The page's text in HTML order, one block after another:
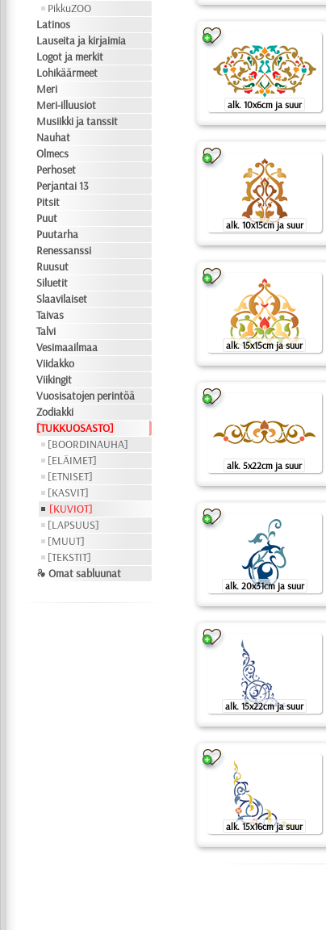
PikkuZOO
Latinos
Lauseita ja kirjaimia
Logot ja merkit
Lohikäärmeet
Meri
Meri-illuusiot
Musiikki ja tanssit
Nauhat
Olmecs
Perhoset
Perjantai 13
Pitsit
Puut
Puutarha
Renessanssi
Ruusut
Siluetit
Slaavilaiset
Taivas
Talvi
Vesimaailmaa
Viidakko
Viikingit
Vuosisatojen perintöä
Zodiakki
[TUKKUOSASTO]
[BOORDINAUHA]
[ELÄIMET]
[ETNISET]
[KASVIT]
[KUVIOT]
[LAPSUUS]
[MUUT]
[TEKSTIT]
❧ Omat sabluunat
alk. 10x6cm ja suur
alk. 10x15cm ja suur
alk. 15x15cm ja suur
alk. 5x22cm ja suur
alk. 20x31cm ja suur
alk. 15x22cm ja suur
alk. 15x16cm ja suur